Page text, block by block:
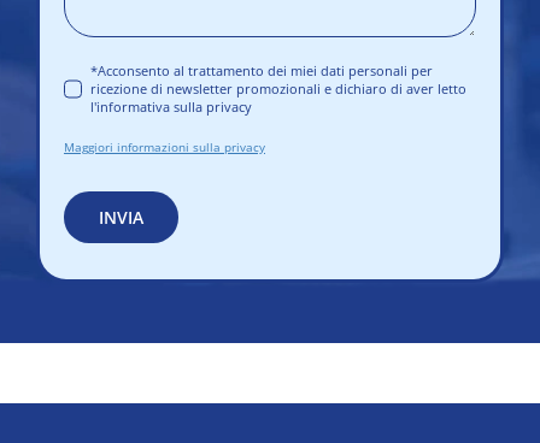
*Acconsento al trattamento dei miei dati personali per
ricezione di newsletter promozionali e dichiaro di aver letto
l'informativa sulla privacy
Maggiori informazioni sulla privacy
INVIA